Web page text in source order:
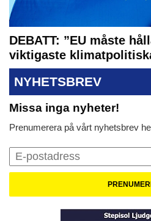
DEBATT: ”EU måste
viktigaste
NYHETSBREV
Missa inga nyheter!
Prenumerera på vårt nyhetsbrev